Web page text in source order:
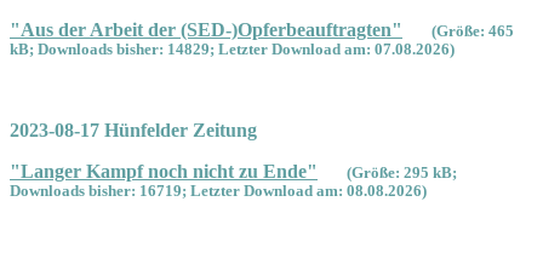
"Aus der Arbeit der (SED-)Opferbeauftragten"
(Größe: 465
kB; Downloads bisher: 14829; Letzter Download am: 07.08.2026)
2023-08-17 Hünfelder Zeitung
"Langer Kampf noch nicht zu Ende"
(Größe: 295 kB;
Downloads bisher: 16719; Letzter Download am: 08.08.2026)